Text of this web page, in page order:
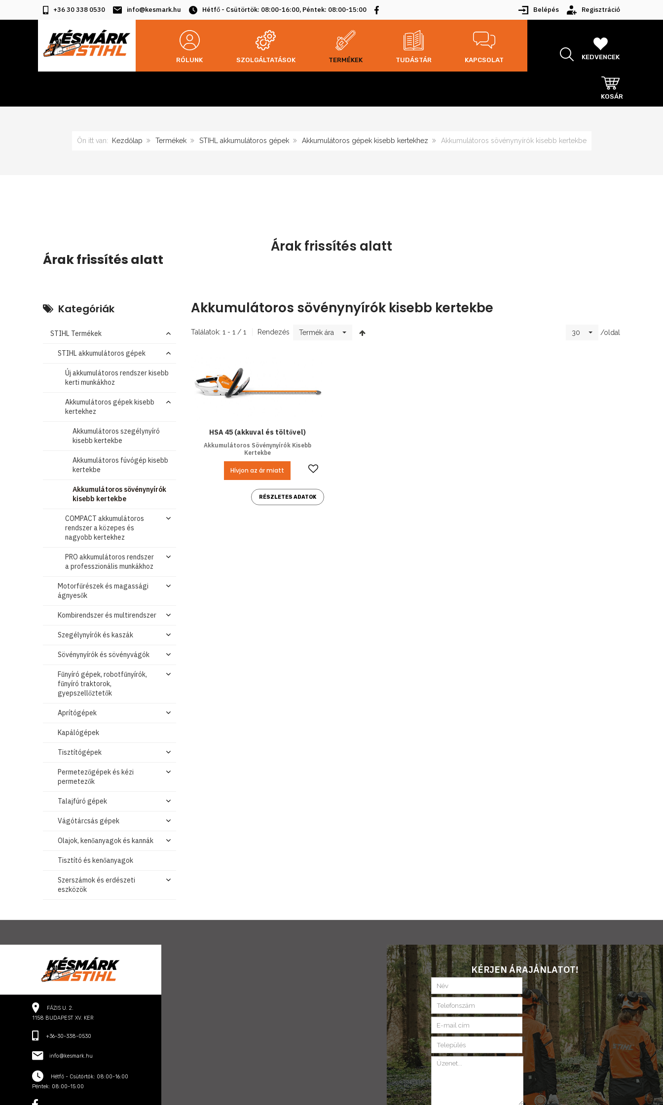
+36 30 338 0530 info@kesmark.hu Hétfő - Csütörtök: 08:00-16:00, Péntek: 08:00-15:00 Belépés Regisztráció
RÓLUNK SZOLGÁLTATÁSOK TERMÉKEK TUDÁSTÁR KAPCSOLAT KEDVENCEK
KOSÁR
Ön itt van: Kezdőlap Termékek STIHL akkumulátoros gépek Akkumulátoros gépek kisebb kertekhez Akkumulátoros sövénynyírók kisebb kertekbe
Árak frissítés alatt
Árak frissítés alatt
Akkumulátoros sövénynyírók kisebb kertekbe
Találatok: 1 - 1 / 1 Rendezés Termék ára 30 /oldal
HSA 45 (akkuval és töltővel)
Akkumulátoros Sövénynyírók Kisebb
Kertekbe
Hívjon az ár miatt Kedvencekhez ad
RÉSZLETES ADATOK
Kategóriák
STIHL Termékek
STIHL akkumulátoros gépek
Új akkumulátoros rendszer kisebb
kerti munkákhoz
Akkumulátoros gépek kisebb
kertekhez
Akkumulátoros szegélynyíró
kisebb kertekbe
Akkumulátoros fúvógép kisebb
kertekbe
Akkumulátoros sövénynyírók
kisebb kertekbe
COMPACT akkumulátoros
rendszer a közepes és
nagyobb kertekhez
PRO akkumulátoros rendszer
a professzionális munkákhoz
Motorfűrészek és magassági
ágnyesők
Kombirendszer és multirendszer
Szegélynyírók és kaszák
Sövénynyírók és sövényvágók
Fűnyíró gépek, robotfűnyírók,
fűnyíró traktorok,
gyepszellőztetők
Aprítógépek
Kapálógépek
Tisztítógépek
Permetezőgépek és kézi
permetezők
Talajfúró gépek
Vágótárcsás gépek
Olajok, kenőanyagok és kannák
Tisztító és kenőanyagok
Szerszámok és erdészeti
eszközök
FÁZIS U. 2.
1158 BUDAPEST XV. KER
+36-30-338-0530
info@kesmark.hu
Hétfő - Csütörtök: 08:00-16:00
Péntek: 08:00-15:00
KÉRJEN ÁRAJÁNLATOT!